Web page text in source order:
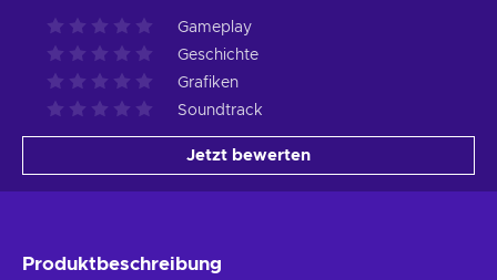
Gameplay
Geschichte
Grafiken
Soundtrack
Jetzt bewerten
Produktbeschreibung